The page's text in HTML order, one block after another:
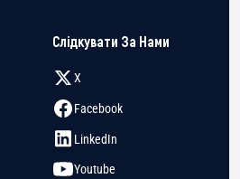
Слідкувати За Нами
X
Facebook
LinkedIn
Youtube